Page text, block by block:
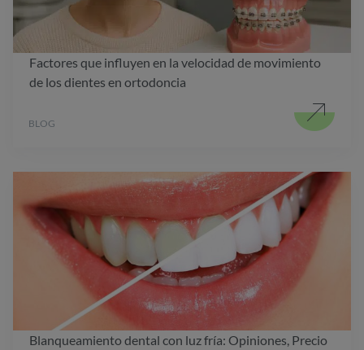
Factores que influyen en la velocidad de movimiento
de los dientes en ortodoncia
BLOG
Blanqueamiento dental con luz fría: Opiniones, Precio